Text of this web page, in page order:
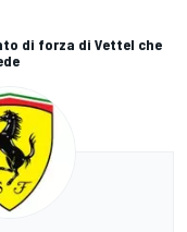
di forza di Vettel che